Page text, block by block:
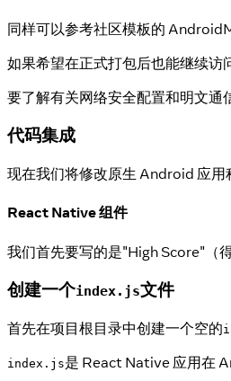
同样可以参考社区模板的
如果希望在正式打包后也能继续访
要了解有关网络安全配置和明文通
代码集成
现在我们将修改原生 Android 应用
React Native 组件
我们首先要写的是"High Score"（
创建一个index.js文件
首先在项目根目录中创建一个空的
index.js是 React Native 应用在